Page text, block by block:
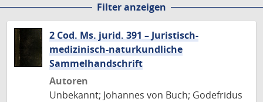
Filter anzeigen
2 Cod. Ms. jurid. 391 – Juristisch-
medizinisch-naturkundliche
Sammelhandschrift
Autoren
Unbekannt; Johannes von Buch; Godefridus